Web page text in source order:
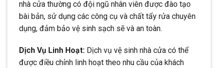
nhà cửa thường có đội ngũ nhân viên được đào tạo
bài bản, sử dụng các công cụ và chất tẩy rửa chuyên
dụng, đảm bảo vệ sinh sạch sẽ và an toàn.
Dịch Vụ Linh Hoạt: Dịch vụ vệ sinh nhà cửa có thể
được điều chỉnh linh hoạt theo nhu cầu của khách